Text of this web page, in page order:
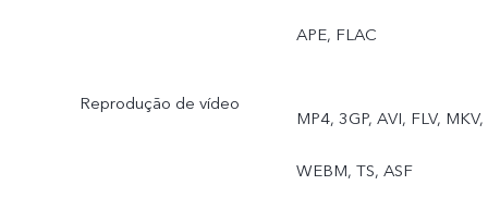
APE, FLAC
Reprodução de vídeo
MP4, 3GP, AVI, FLV, MKV,
WEBM, TS, ASF